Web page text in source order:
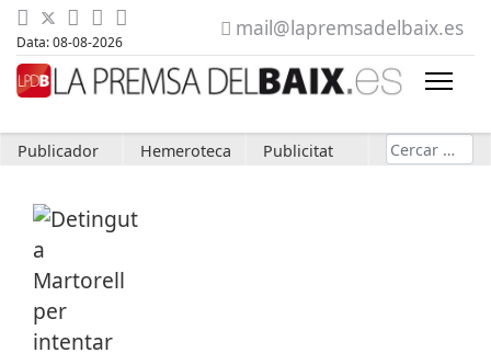
Data: 08-08-2026
mail@lapremsadelbaix.es
Publicador Hemeroteca Publicitat Cerca